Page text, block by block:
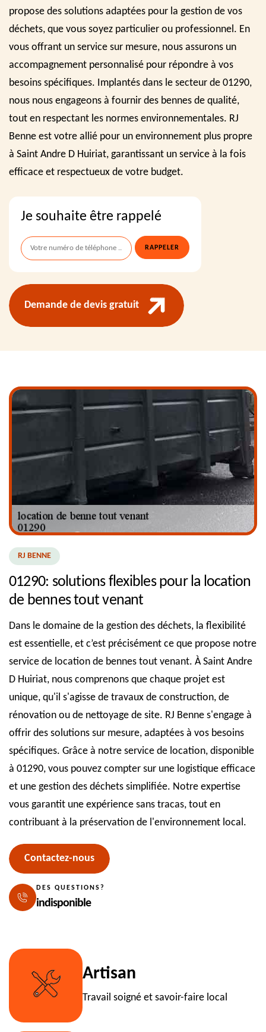
propose des solutions adaptées pour la gestion de vos
déchets, que vous soyez particulier ou professionnel. En
vous offrant un service sur mesure, nous assurons un
accompagnement personnalisé pour répondre à vos
besoins spécifiques. Implantés dans le secteur de 01290,
nous nous engageons à fournir des bennes de qualité,
tout en respectant les normes environnementales. RJ
Benne est votre allié pour un environnement plus propre
à Saint Andre D Huiriat, garantissant un service à la fois
efficace et respectueux de votre budget.
Je souhaite être rappelé
Demande de devis gratuit
RJ BENNE
01290: solutions flexibles pour la location
de bennes tout venant
Dans le domaine de la gestion des déchets, la flexibilité
est essentielle, et c’est précisément ce que propose notre
service de location de bennes tout venant. À Saint Andre
D Huiriat, nous comprenons que chaque projet est
unique, qu'il s'agisse de travaux de construction, de
rénovation ou de nettoyage de site. RJ Benne s'engage à
offrir des solutions sur mesure, adaptées à vos besoins
spécifiques. Grâce à notre service de location, disponible
à 01290, vous pouvez compter sur une logistique efficace
et une gestion des déchets simplifiée. Notre expertise
vous garantit une expérience sans tracas, tout en
contribuant à la préservation de l'environnement local.
Contactez-nous
DES QUESTIONS?
indisponible
Artisan
Travail soigné et savoir-faire local